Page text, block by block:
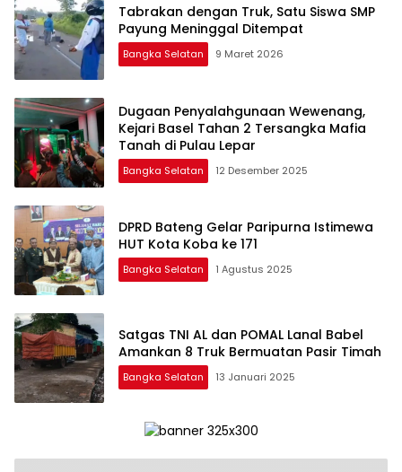
Tabrakan dengan Truk, Satu Siswa SMP
Payung Meninggal Ditempat
Bangka Selatan 9 Maret 2026
Dugaan Penyalahgunaan Wewenang,
Kejari Basel Tahan 2 Tersangka Mafia
Tanah di Pulau Lepar
Bangka Selatan 12 Desember 2025
DPRD Bateng Gelar Paripurna Istimewa
HUT Kota Koba ke 171
Bangka Selatan 1 Agustus 2025
Satgas TNI AL dan POMAL Lanal Babel
Amankan 8 Truk Bermuatan Pasir Timah
Bangka Selatan 13 Januari 2025